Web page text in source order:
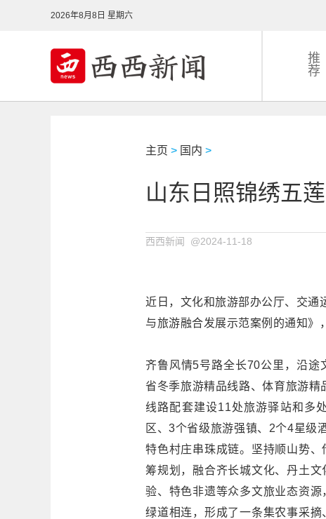
2026年8月8日 星期六
推
荐
主页 > 国内 >
山东日照锦绣五
西西新闻 @2024-11-18
近日，文化和旅游部办公厅、交通
与旅游融合发展示范案例的通知》
齐鲁风情5号路全长70公里，沿途
省冬季旅游精品线路、体育旅游精
线路配套建设11处旅游驿站和多
区、3个省级旅游强镇、2个4星级
特色村庄串珠成链。坚持顺山势
筹规划，融合齐长城文化、丹土
验、特色非遗等众多文旅业态资
绿道相连，形成了一条集农事采